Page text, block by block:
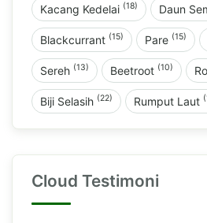
Kacang Kedelai (18) Daun
Blackcurrant (15) Pare (15)
Sereh (13) Beetroot (10)
Biji Selasih (22) Rumput Laut
Cloud Testimoni